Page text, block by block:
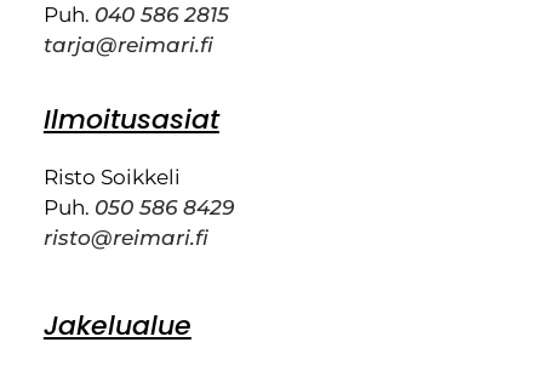
Puh. 040 586 2815
tarja@reimari.fi
Ilmoitusasiat
Risto Soikkeli
Puh. 050 586 8429
risto@reimari.fi
Jakelualue